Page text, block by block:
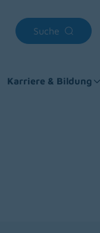
Suche
Karriere & Bildung